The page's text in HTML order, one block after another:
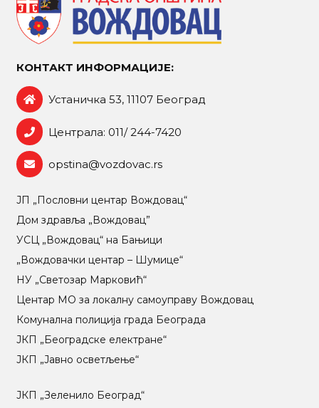
КОНТАКТ ИНФОРМАЦИЈЕ:
Устаничка 53, 11107 Београд
Централа: 011/ 244-7420
opstina@vozdovac.rs
ЈП „Пословни центар Вождовац“
Дом здравља „Вождовац”
УСЦ „Вождовац“ на Бањици
„Вождовачки центар – Шумице“
НУ „Светозар Марковић“
Центар МO за локалну самоуправу Вождовац
Комунална полиција града Београда
ЈКП „Београдске електране“
ЈКП „Јавно осветљење“
ЈКП „Зеленило Београд“